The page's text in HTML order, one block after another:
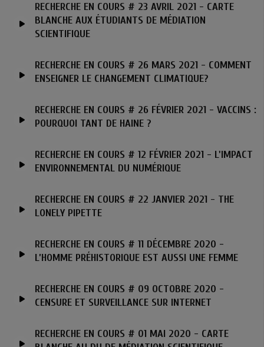
RECHERCHE EN COURS # 23 AVRIL 2021 - CARTE
BLANCHE AUX ÉTUDIANTS DE MÉDIATION
SCIENTIFIQUE
RECHERCHE EN COURS # 26 MARS 2021 - COMMENT
ENSEIGNER LE CHANGEMENT CLIMATIQUE?
RECHERCHE EN COURS # 26 FÉVRIER 2021 - VACCINS :
POURQUOI TANT DE HAINE ?
RECHERCHE EN COURS # 12 FÉVRIER 2021 - L'IMPACT
ENVIRONNEMENTAL DU NUMÉRIQUE
RECHERCHE EN COURS # 22 JANVIER 2021 - THE
LONELY PIPETTE
RECHERCHE EN COURS # 11 DÉCEMBRE 2020 -
L’HOMME PRÉHISTORIQUE EST AUSSI UNE FEMME
RECHERCHE EN COURS # 09 OCTOBRE 2020 -
CENSURE ET SURVEILLANCE SUR INTERNET
RECHERCHE EN COURS # 01 MAI 2020 - CARTE